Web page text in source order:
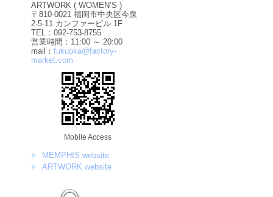
ARTWORK ( WOMEN’S )
〒810-0021 福岡市中央区今泉
2-5-11 カンファービル 1F
TEL：092-753-8755
営業時間：11:00 ～ 20:00
mail： fukuoka@factory-
market.com
Mobile Access
MEMPHIS website
ARTWORK website